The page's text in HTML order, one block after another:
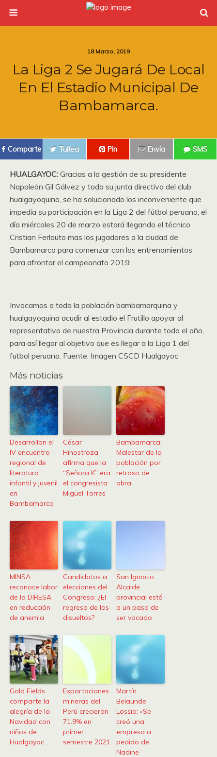
18 Marzo, 2019
La Liga 2 Se Jugará De Local
En El Estadio Municipal De
Bambamarca.
Comparte Tuitea Pin Envía SMS
HUALGAYOC: Gracias a la gestión de su presidente
Napoleón Gil Gálvez y toda su junta directiva del club
hualgayoquino, se ha solucionado los inconveniente que
impedía su participación en la Liga 2 del fútbol peruano, el
día miércoles 20 de marzo estará llegando el técnico
Cristian Ferlauto mas los jugadores a la ciudad de
Bambamarca para comenzar con los entrenamientos
para afrontar el campeonato 2019.
Invocamos a toda la población bambamarquina y
hualgayoquina acudir al estadio el Frutillo apoyar al
representativo de nuestra Provincia durante todo el año,
para así llegar al objetivo que es llegar a la Liga 1 del
futbol peruano. Fuente: Imagen CSCD Hualgayoc
Más noticias
Desarrollan el
IV encuentro
regional de
literatura
infantil y juvenil
en
Bambamarca
César
Hinostroza
afirma que la
“Señora K” era
el congresista
Miguel Torres
Bambamarca:
Malestar de la
población por
retraso de
obra
MINSA
reconoce labor
de la DIRESA
en reducción
de anemia
Candidatos a
elecciones del
Congreso: ¿El
regreso de los
disueltos?
San Ignacio:
Alcalde
provincial está
a un paso de
ser vacado
Gold Fields
comparte la
alegría de la
Navidad con
niños de
Hualgayoc
Exportaciones
mineras del
Perú crecieron
71.9% en
primer
semestre 2021
Martín
Belaunde
Lossio: «Se
creó una
empresa a
pedido de
Nadine